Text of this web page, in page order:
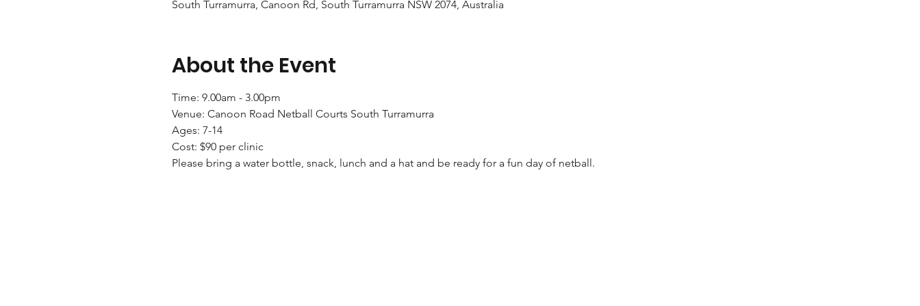
South Turramurra, Canoon Rd, South Turramurra NSW 2074, Australia
About the Event
Time: 9.00am - 3.00pm
Venue: Canoon Road Netball Courts South Turramurra
Ages: 7-14
Cost: $90 per clinic
Please bring a water bottle, snack, lunch and a hat and be ready for a fun day of netball.